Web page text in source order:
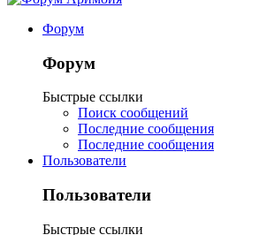
Форум
Форум
Быстрые ссылки
Поиск сообщений
Последние сообщения
Последние сообщения
Пользователи
Пользователи
Быстрые ссылки